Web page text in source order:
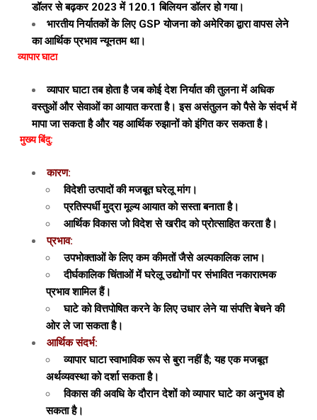
डॉलर से बढ़कर 2023 में 120.1 बिलियन डॉलर हो गया।
भारतीय निर्यातकों के लिए GSP योजना को अमेरिका द्वारा वापस लेने
का आर्थिक प्रभाव न्यूनतम था।
व्यापार घाटा
व्यापार घाटा तब होता है जब कोई देश निर्यात की तुलना में अधिक
वस्तुओं और सेवाओं का आयात करता है। इस असंतुलन को पैसे के संदर्भ में
मापा जा सकता है और यह आर्थिक रुझानों को इंगित कर सकता है।
मुख्य बिंदु:
कारण:
विदेशी उत्पादों की मजबूत घरेलू मांग।
प्रतिस्पर्धी मुद्रा मूल्य आयात को सस्ता बनाता है।
आर्थिक विकास जो विदेश से खरीद को प्रोत्साहित करता है।
प्रभाव:
उपभोक्ताओं के लिए कम कीमतों जैसे अल्पकालिक लाभ।
दीर्घकालिक चिंताओं में घरेलू उद्योगों पर संभावित नकारात्मक
प्रभाव शामिल हैं।
घाटे को वित्तपोषित करने के लिए उधार लेने या संपत्ति बेचने की
ओर ले जा सकता है।
आर्थिक संदर्भ:
व्यापार घाटा स्वाभाविक रूप से बुरा नहीं है; यह एक मजबूत
अर्थव्यवस्था को दर्शा सकता है।
विकास की अवधि के दौरान देशों को व्यापार घाटे का अनुभव हो
सकता है।